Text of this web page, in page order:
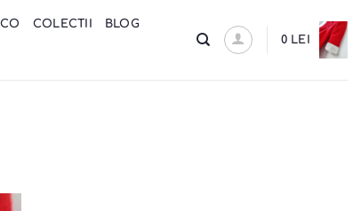
COLECTII BLOG
0 LEI